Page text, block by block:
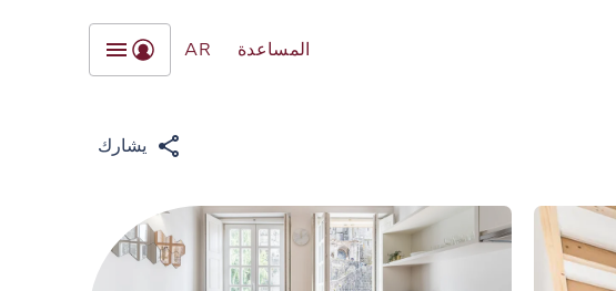
المساعدة AR
يشارك